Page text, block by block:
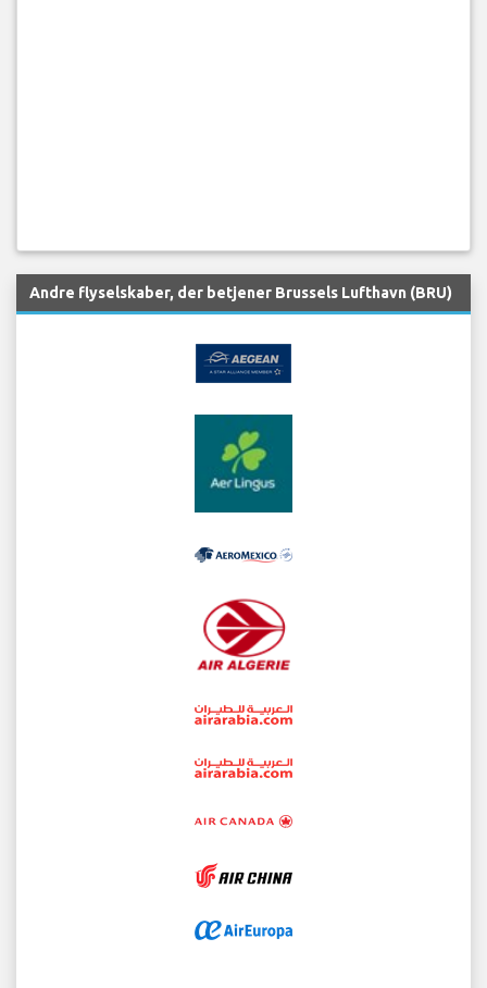
Andre flyselskaber, der betjener Brussels Lufthavn (BRU)